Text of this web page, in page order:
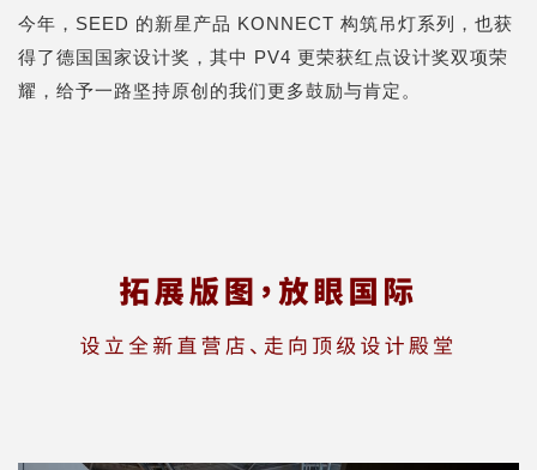
今年，SEED 的新星产品 KONNECT 构筑吊灯系列，也获
得了德国国家设计奖，其中 PV4 更荣获红点设计奖双项荣
耀，给予一路坚持原创的我们更多鼓励与肯定。